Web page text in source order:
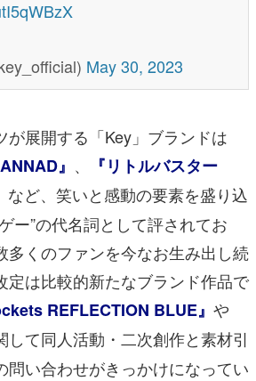
May 30, 2023
展開する「Key」ブランドは
』 、
『リトルバスター
など、笑いと感動の要素を盛り込
ー”の代名詞として評されてお
多くのファンを今なお生み出し続
定は比較的新たなブランド作品で
REFLECTION BLUE』 や
して同人活動・二次創作と素材引
問い合わせがきっかけになってい